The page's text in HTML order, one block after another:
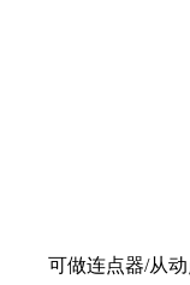
可做连点器/从动